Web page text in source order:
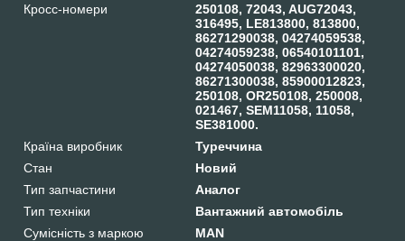
Кросс-номери
250108, 72043, AUG72043,
316495, LE813800, 813800,
86271290038, 04274059538,
04274059238, 06540101101,
04274050038, 82963300020,
86271300038, 85900012823,
250108, OR250108, 250008,
021467, SEM11058, 11058,
SE381000.
Країна виробник
Туреччина
Стан
Новий
Тип запчастини
Аналог
Тип техніки
Вантажний автомобіль
Сумісність з маркою
MAN